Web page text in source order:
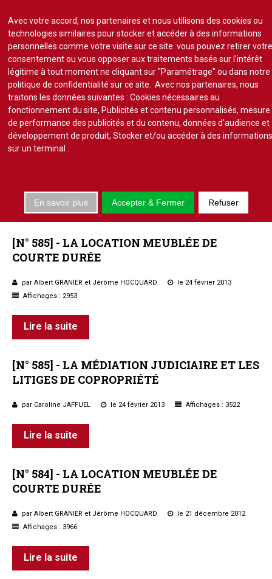
Lire un numéro
S'abonner
Se connecter
Actu.
Point de droit
Au Parlement
Gestion et maintenance
Pratique de la copro.
Questions/réponses
Études juridiques
Copro. en difficulté
Formez-vous !
ÉTUDESJURIDIQUES
[N° 585] - LA LOCATION MEUBLÉE DE
COURTE DURÉE
par Albert GRANIER et Jérôme HOCQUARD
le 24 février 2013
Affichages : 2953
Lire la suite
[N° 585] - LA MÉDIATION JUDICIAIRE ET LES
LITIGESDE COPROPRIÉTÉ
par Caroline JAFFUEL le 24 février 2013 Affichages : 3522
Lire la suite
[N° 584] - LA LOCATION MEUBLÉE DE
COURTE DURÉE
par Albert GRANIER et Jérôme HOCQUARD
le 21 décembre 2012
Affichages : 3966
Lire la suite
Avec votre accord, nos partenaires et nous utilisons des cookies ou
technologies similaires pour stocker et accéder à des informations
personnelles comme votre visite sur ce site. vous pouvez retirer
consentement ou vous opposer aux traitements basés sur l'intérêt
légitime à tout moment ne cliquant sur "Paramétrage" ou dans notre
politique de confidentialité sur ce site. Avec nos partenaires, nous
traitons les données suivantes : Cookies nécessaires au
fonctionnement du site, Publicités et contenu personnalisés, mesure
de performance des publicités et du contenu, données d'audience et
développement de produit, Stocker et/ou accéder à des
sur un terminal
En savoir plus Accepter & Fermer Refuser